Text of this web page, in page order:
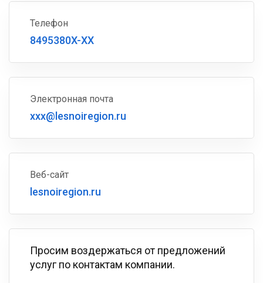
Телефон
8495380X-XX
Электронная почта
xxx@lesnoiregion.ru
Веб-сайт
lesnoiregion.ru
Просим воздержаться от предложений
услуг по контактам компании.